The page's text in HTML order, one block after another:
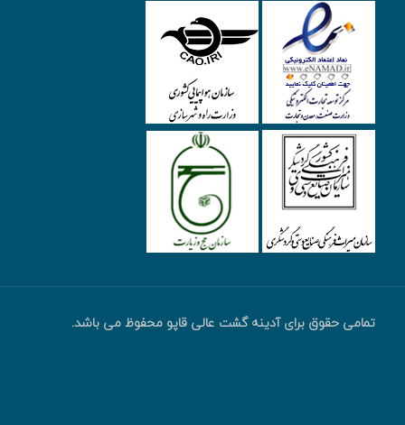
تمامی حقوق برای آدینه گشت عالی قاپو محفوظ می باشد.